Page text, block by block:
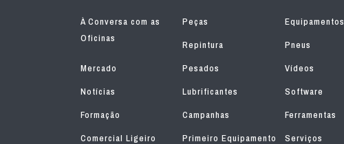
À Conversa com as
Oficinas
Peças
Equipamentos
Repintura
Pneus
Mercado
Pesados
Vídeos
Notícias
Lubrificantes
Software
Formação
Campanhas
Ferramentas
Comercial Ligeiro
Primeiro Equipamento Serviços